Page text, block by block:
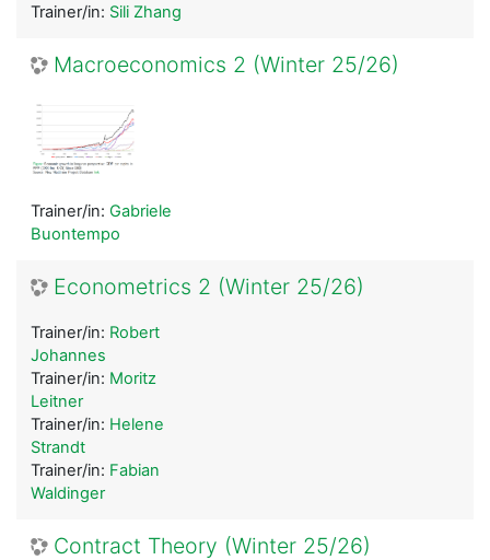
Trainer/in: Sili Zhang
Macroeconomics 2 (Winter 25/26)
Trainer/in: Gabriele
Buontempo
Econometrics 2 (Winter 25/26)
Trainer/in: Robert
Johannes
Trainer/in: Moritz
Leitner
Trainer/in: Helene
Strandt
Trainer/in: Fabian
Waldinger
Contract Theory (Winter 25/26)